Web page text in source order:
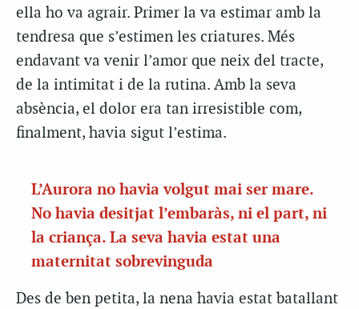
ella ho va agrair. Primer la va estimar amb la
tendresa que s’estimen les criatures. Més
endavant va venir l’amor que neix del tracte,
de la intimitat i de la rutina. Amb la seva
absència, el dolor era tan irresistible com,
finalment, havia sigut l’estima.
L’Aurora no havia volgut mai ser mare.
No havia desitjat l’embaràs, ni el part, ni
la criança. La seva havia estat una
maternitat sobrevinguda
Des de ben petita, la nena havia estat batallant